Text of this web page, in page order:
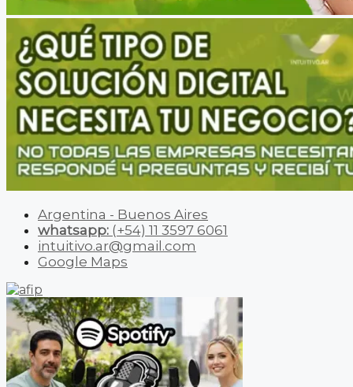
Argentina - Buenos Aires
whatsapp: (+54) 11 3597 6061
intuitivo.ar@gmail.com
Google Maps